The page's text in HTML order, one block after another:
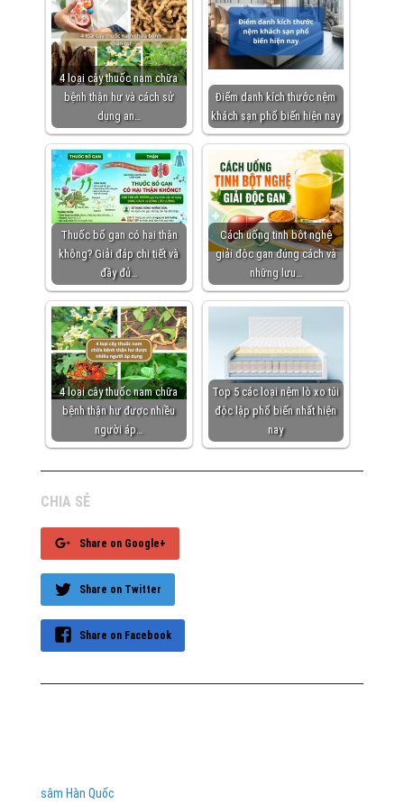
4 loại cây thuốc nam chữa
bệnh thận hư và cách sử
dụng an…
Điểm danh kích thước nệm
khách sạn phổ biến hiện nay
Thuốc bổ gan có hại thận
không? Giải đáp chi tiết và
đầy đủ…
Cách uống tinh bột nghệ
giải độc gan đúng cách và
những lưu…
4 loại cây thuốc nam chữa
bệnh thận hư được nhiều
người áp…
Top 5 các loại nệm lò xo túi
độc lập phổ biến nhất hiện
nay
CHIA SẺ
Share on Google+
Share on Twitter
Share on Facebook
sâm Hàn Quốc